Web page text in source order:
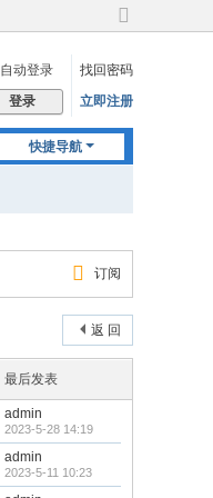
切
到
宽
自动登录
找回密码
登录 立即注册
快捷导航
订阅
返 回
最后发表
admin
2023-5-28 14:19
admin
2023-5-11 10:23